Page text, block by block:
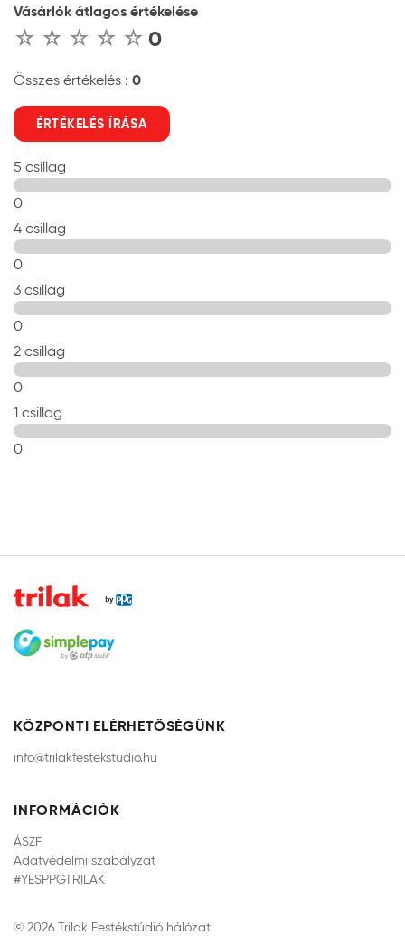
Vásárlók átlagos értékelése
0
Összes értékelés : 0
ÉRTÉKELÉS ÍRÁSA
5 csillag
0
4 csillag
0
3 csillag
0
2 csillag
0
1 csillag
0
KÖZPONTI ELÉRHETŐSÉGÜNK
info@trilakfestekstudio.hu
INFORMÁCIÓK
ÁSZF
Adatvédelmi szabályzat
#YESPPGTRILAK
© 2026 Trilak Festékstúdió hálózat